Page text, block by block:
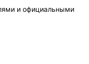
и официальными